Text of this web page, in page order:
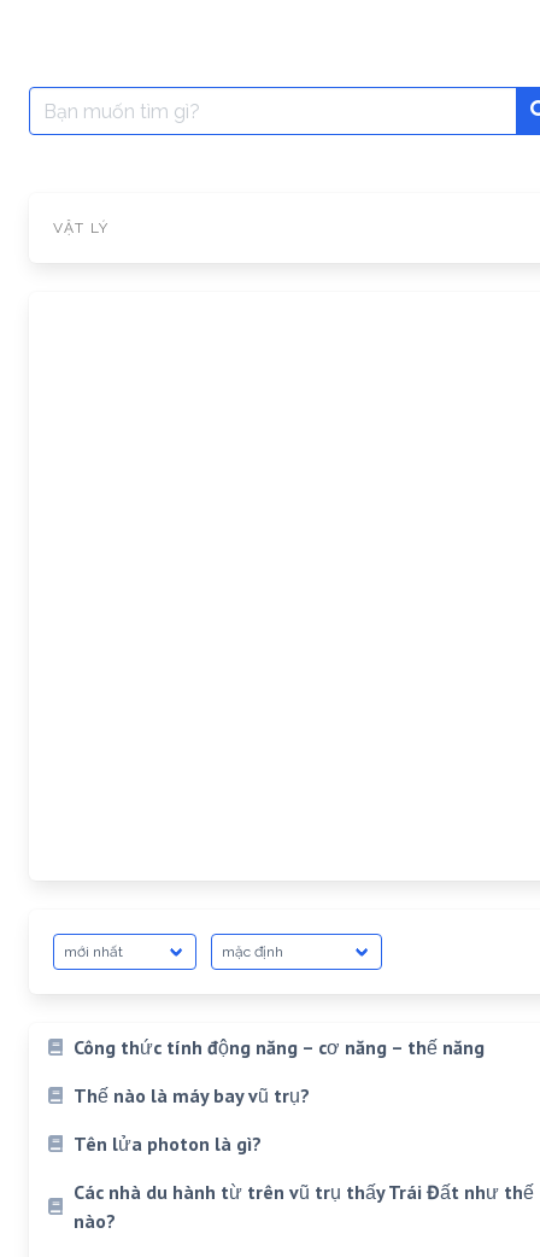
Search
for:
VẬT LÝ
Công thức tính động năng – cơ năng – thế năng
Thế nào là máy bay vũ trụ?
Tên lửa photon là gì?
Các nhà du hành từ trên vũ trụ thấy Trái Đất như thế
nào?